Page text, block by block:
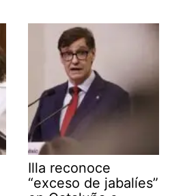
Illa reconoce
“exceso de jabalíes”